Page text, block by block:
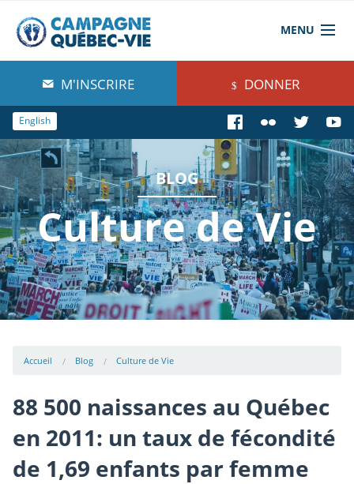
MENU
À propos de nous
Blog
Comprendre
Agir
Boutique
M'INSCRIRE DONNER
English
BLOG
Culture de Vie
Accueil Blog Culture de Vie
88 500 naissances au Québec
en 2011: un taux de fécondité
de 1,69 enfants par femme